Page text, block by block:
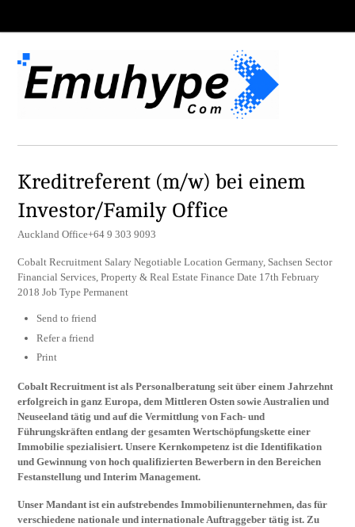
Kreditreferent (m/w) bei einem
Investor/Family Office
Auckland Office+64 9 303 9093
Cobalt Recruitment Salary Negotiable Location Germany, Sachsen Sector
Financial Services, Property & Real Estate Finance Date 17th February
2018 Job Type Permanent
Send to friend
Refer a friend
Print
Cobalt Recruitment ist als Personalberatung seit über einem Jahrzehnt
erfolgreich in ganz Europa, dem Mittleren Osten sowie Australien und
Neuseeland tätig und auf die Vermittlung von Fach- und
Führungskräften entlang der gesamten Wertschöpfungskette einer
Immobilie spezialisiert. Unsere Kernkompetenz ist die Identifikation
und Gewinnung von hoch qualifizierten Bewerbern in den Bereichen
Festanstellung und Interim Management.
Unser Mandant ist ein aufstrebendes Immobilienunternehmen, das für
verschiedene nationale und internationale Auftraggeber tätig ist. Zu